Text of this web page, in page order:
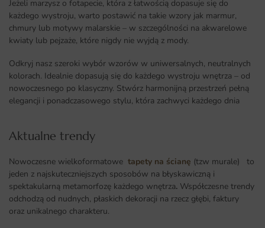
Jeżeli marzysz o fotapecie, która z łatwością dopasuje się do
każdego wystroju, warto postawić na takie wzory jak marmur,
chmury lub motywy malarskie – w szczególności na akwarelowe
kwiaty lub pejzaże, które nigdy nie wyjdą z mody.
Odkryj nasz szeroki wybór wzorów w uniwersalnych, neutralnych
kolorach. Idealnie dopasują się do każdego wystroju wnętrza – od
nowoczesnego po klasyczny. Stwórz harmonijną przestrzeń pełną
elegancji i ponadczasowego stylu, która zachwyci każdego dnia
Aktualne trendy​
Nowoczesne wielkoformatowe tapety na ścianę (tzw murale) to
jeden z najskuteczniejszych sposobów na błyskawiczną i
spektakularną metamorfozę każdego wnętrza. Współczesne trendy
odchodzą od nudnych, płaskich dekoracji na rzecz głębi, faktury
oraz unikalnego charakteru.